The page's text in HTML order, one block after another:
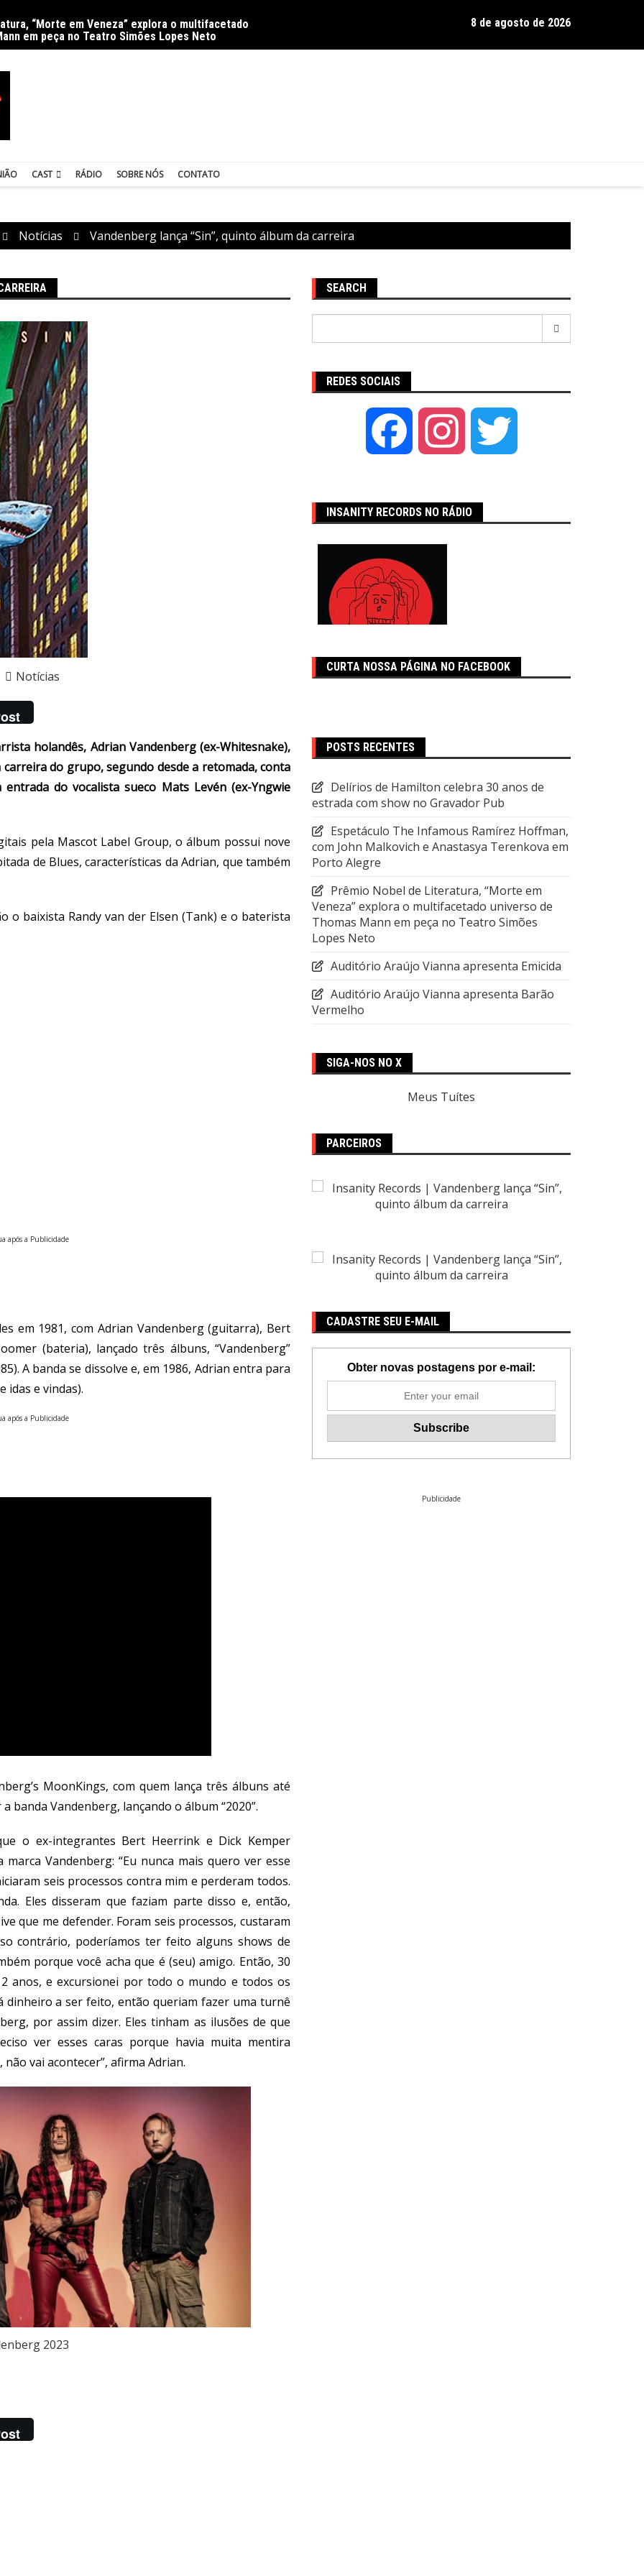
“Morte em Veneza” explora o multifacetado
em peça no Teatro Simões Lopes Neto
Delírios de Hamilton celebra 30 anos de estrada com show no Gravador
8 de agosto de 2026
CAST RÁDIO SOBRE NÓS CONTATO
Notícias Vandenberg lança “Sin”, quinto álbum da carreira
Notícias
holandês, Adrian Vandenberg (ex-Whitesnake),
carreira do grupo, segundo desde a retomada, conta
do vocalista sueco Mats Levén (ex-Yngwie
pela Mascot Label Group, o álbum possui nove
de Blues, características da Adrian, que também
o baixista Randy van der Elsen (Tank) e o baterista
após a Publicidade
em 1981, com Adrian Vandenberg (guitarra), Bert
(bateria), lançado três álbuns, “Vandenberg”
A banda se dissolve e, em 1986, Adrian entra para
idas e vindas).
após a Publicidade
MoonKings, com quem lança três álbuns até
banda Vandenberg, lançando o álbum “2020”.
o ex-integrantes Bert Heerrink e Dick Kemper
Vandenberg: “Eu nunca mais quero ver esse
seis processos contra mim e perderam todos.
Eles disseram que faziam parte disso e, então,
que me defender. Foram seis processos, custaram
contrário, poderíamos ter feito alguns shows de
porque você acha que é (seu) amigo. Então, 30
anos, e excursionei por todo o mundo e todos os
dinheiro a ser feito, então queriam fazer uma turnê
por assim dizer. Eles tinham as ilusões de que
ver esses caras porque havia muita mentira
vai acontecer”, afirma Adrian.
2023
SEARCH
REDES SOCIAIS
Facebook Instagram
INSANITY RECORDS NO RÁDIO
CURTA NOSSA PÁGINA NO FACEBOOK
POSTS RECENTES
Delírios de Hamilton celebra 30 anos de
estrada com show no Gravador Pub
Espetáculo The Infamous Ramírez Hoffman,
com John Malkovich e Anastasya Terenkova em
Porto Alegre
Prêmio Nobel de Literatura, “Morte em
Veneza” explora o multifacetado universo de
Thomas Mann em peça no Teatro Simões
Lopes Neto
Auditório Araújo Vianna apresenta Emicida
Auditório Araújo Vianna apresenta Barão
Vermelho
SIGA-NOS NO X
Meus Tuítes
PARCEIROS
CADASTRE SEU E-MAIL
Obter novas postagens por e-mail:
Publicidade